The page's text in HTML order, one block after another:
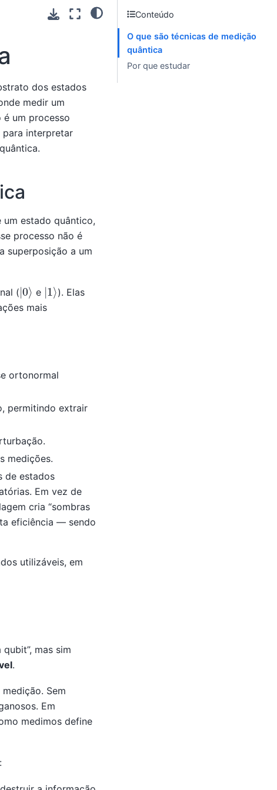
dos estados
medir um
é um processo
para interpretar
estado quântico,
processo não é
superposição a um
(|0⟩ e |1 ⟩ ). Elas
mais
ortonormal
permitindo extrair
medições.
de estados
Em vez de
cria “sombras
eficiência — sendo
utilizáveis, em
mas sim
.
Sem
Em
medimos define
Conteúdo
O que são técnicas de medição
quântica
Por que estudar